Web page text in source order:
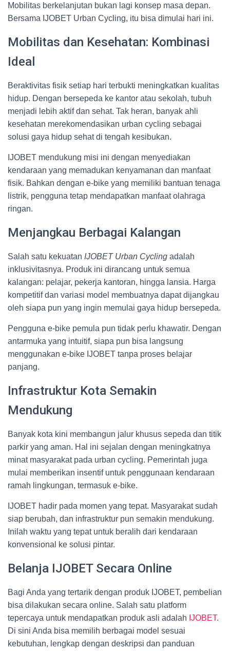
Mobilitas berkelanjutan bukan lagi konsep masa depan.
Bersama IJOBET Urban Cycling, itu bisa dimulai hari ini.
Mobilitas dan Kesehatan: Kombinasi
Ideal
Beraktivitas fisik setiap hari terbukti meningkatkan kualitas
hidup. Dengan bersepeda ke kantor atau sekolah, tubuh
menjadi lebih aktif dan sehat. Tak heran, banyak ahli
kesehatan merekomendasikan urban cycling sebagai
solusi gaya hidup sehat di tengah kesibukan.
IJOBET mendukung misi ini dengan menyediakan
kendaraan yang memadukan kenyamanan dan manfaat
fisik. Bahkan dengan e-bike yang memiliki bantuan tenaga
listrik, pengguna tetap mendapatkan manfaat olahraga
ringan.
Menjangkau Berbagai Kalangan
Salah satu kekuatan IJOBET Urban Cycling adalah
inklusivitasnya. Produk ini dirancang untuk semua
kalangan: pelajar, pekerja kantoran, hingga lansia. Harga
kompetitif dan variasi model membuatnya dapat dijangkau
oleh siapa pun yang ingin memulai gaya hidup bersepeda.
Pengguna e-bike pemula pun tidak perlu khawatir. Dengan
antarmuka yang intuitif, siapa pun bisa langsung
menggunakan e-bike IJOBET tanpa proses belajar
panjang.
Infrastruktur Kota Semakin
Mendukung
Banyak kota kini membangun jalur khusus sepeda dan titik
parkir yang aman. Hal ini sejalan dengan meningkatnya
minat masyarakat pada urban cycling. Pemerintah juga
mulai memberikan insentif untuk penggunaan kendaraan
ramah lingkungan, termasuk e-bike.
IJOBET hadir pada momen yang tepat. Masyarakat sudah
siap berubah, dan infrastruktur pun semakin mendukung.
Inilah waktu yang tepat untuk beralih dari kendaraan
konvensional ke solusi pintar.
Belanja IJOBET Secara Online
Bagi Anda yang tertarik dengan produk IJOBET, pembelian
bisa dilakukan secara online. Salah satu platform
tepercaya untuk mendapatkan produk asli adalah IJOBET.
Di sini Anda bisa memilih berbagai model sesuai
kebutuhan, lengkap dengan deskripsi dan panduan